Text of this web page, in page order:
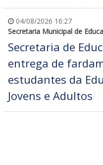
04/08/2026 16:27
Secretaria Municipal de
Secretaria de
entrega de
estudantes da
Jovens e Adultos